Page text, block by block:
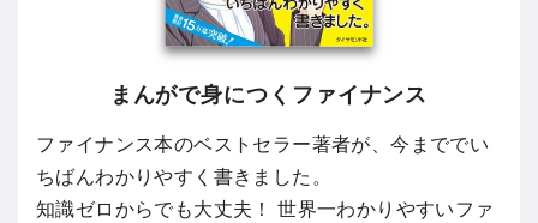
まんがで身につくファイナンス
ファイナンス本のベストセラー著者が、今まででい
ちばんわかりやすく書きました。
知識ゼロからでも大丈夫！ 世界一わかりやすいファ